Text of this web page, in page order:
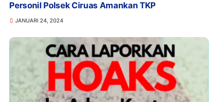
Personil Polsek Ciruas Amankan TKP
JANUARI 24, 2024